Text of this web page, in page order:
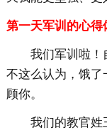
第一天军训的心得
我们军训啦
不这么认为，饿了
顾你。
我们的教官姓